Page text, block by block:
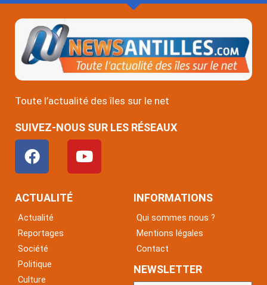
Toute l’actualité des îles sur le net
SUIVEZ-NOUS SUR LES RÉSEAUX
F
a
c
e
o
o
k
Y
o
u
ACTUALITÉ
Actualité
Reportages
Société
Politique
Culture
INFORMATIONS
Qui sommes nous ?
Mentions légales
Contact
NEWSLETTER